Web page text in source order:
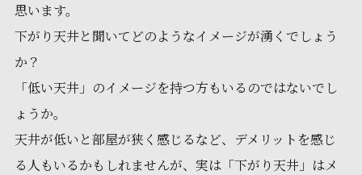
思います。
下がり天井と聞いてどのようなイメージが湧くでしょう
か？
「低い天井」のイメージを持つ方もいるのではないでし
ょうか。
天井が低いと部屋が狭く感じるなど、デメリットを感じ
る人もいるかもしれませんが、実は「下がり天井」はメ